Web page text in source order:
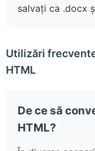
salvați ca .docx
Utilizări
HTML
De ce să
HTML?